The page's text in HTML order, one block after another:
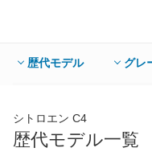
ロンをレイアウトして、
メントのクルマ同様にボ
半径は5.3mと取り回しは
EGSと呼ばれる２ペダル
ホイール＋エコタイヤの
備によってJC08モード燃
歴代モデル グレ
シトロエン C4
歴代モデル一覧